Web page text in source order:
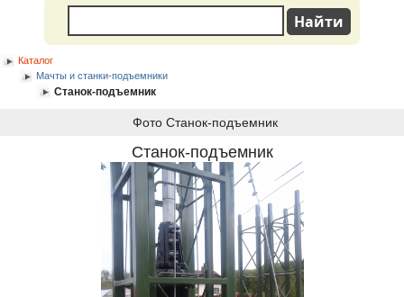
Каталог
Мачты и станки-подъемники
Станок-подъемник
Фото Станок-подъемник
Станок-подъемник